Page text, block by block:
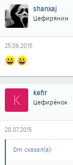
shanxaj
Цефирянин
25.06.2015
K kefir
Цефирёнок
28.07.2015
Dm сказал(а):